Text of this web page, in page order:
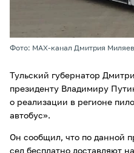
Фото: MAX-канал Дмитрия
Тульский губернатор
президенту Владимиру
о реализации в регионе
автобус».
Он сообщил, что по данной
сел бесплатно доставляют